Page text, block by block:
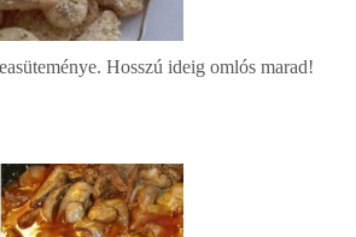
Hosszú ideig omlós marad!